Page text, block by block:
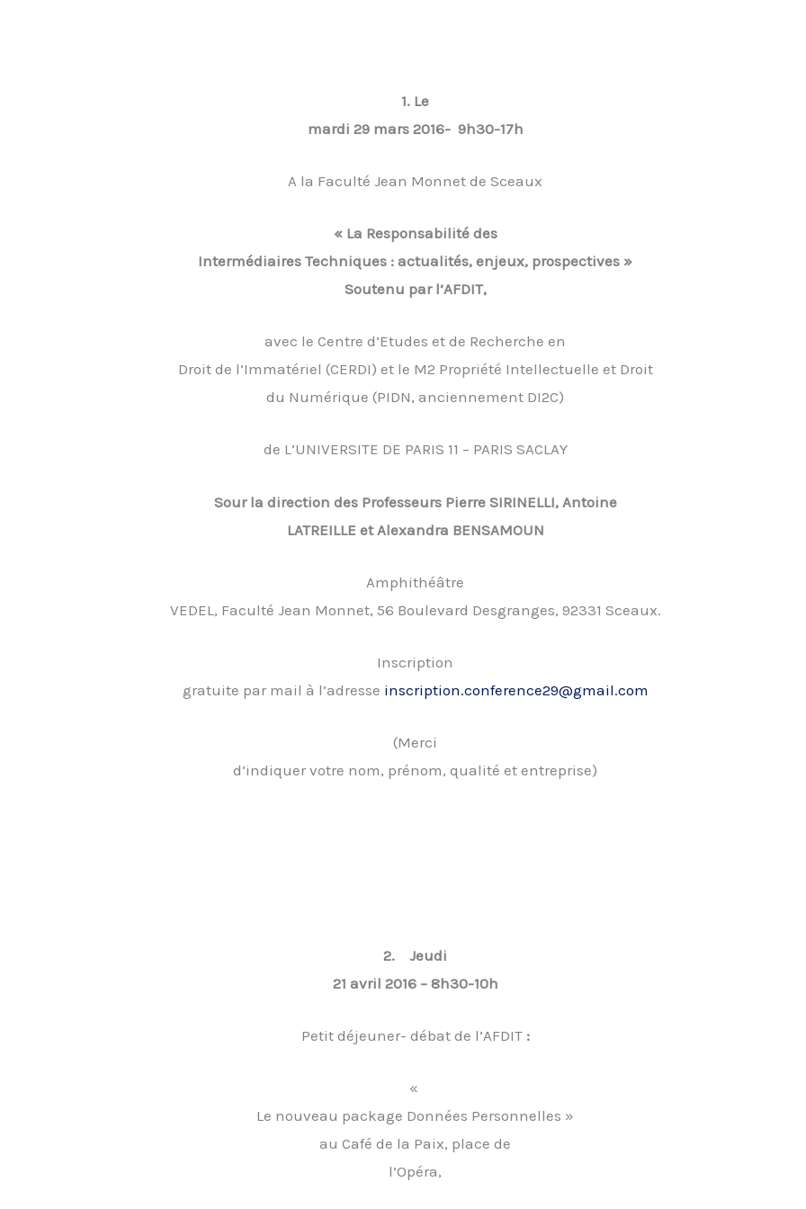
1. Le
mardi 29 mars 2016- 9h30-17h
A la Faculté Jean Monnet de Sceaux
« La Responsabilité des
Intermédiaires Techniques : actualités, enjeux, prospectives »
Soutenu par l’AFDIT,
avec le Centre d’Etudes et de Recherche en
Droit de l’Immatériel (CERDI) et le M2 Propriété Intellectuelle et Droit
du Numérique (PIDN, anciennement DI2C)
de L’UNIVERSITE DE PARIS 11 – PARIS SACLAY
Sour la direction des Professeurs Pierre SIRINELLI, Antoine
LATREILLE et Alexandra BENSAMOUN
Amphithéâtre
VEDEL, Faculté Jean Monnet, 56 Boulevard Desgranges, 92331 Sceaux.
Inscription
gratuite par mail à l’adresse inscription.conference29@gmail.com
(Merci
d’indiquer votre nom, prénom, qualité et entreprise)
2. Jeudi
21 avril 2016 – 8h30-10h
Petit déjeuner- débat de l’AFDIT :
«
Le nouveau package Données Personnelles »
au Café de la Paix, place de
l’Opéra,